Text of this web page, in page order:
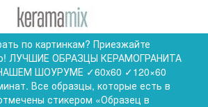
по картинкам? Приезжайте
ЛУЧШИЕ ОБРАЗЦЫ КЕРАМОГРАНИТА
ШОУРУМЕ ✓60x60 ✓120×60
Все образцы, которые есть в
стикером «Образец в